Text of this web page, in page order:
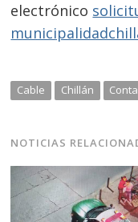
electrónico
Cable Chillán
NOTICIAS